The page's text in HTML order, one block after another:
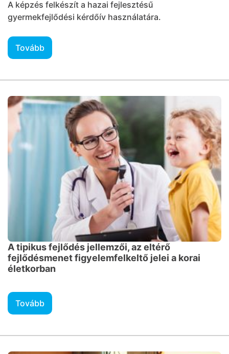
A képzés felkészít a hazai fejlesztésű
gyermekfejlődési kérdőív használatára.
Tovább
A tipikus fejlődés jellemzői, az eltérő
fejlődésmenet figyelemfelkeltő jelei a korai
életkorban
Tovább